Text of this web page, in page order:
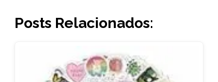
Posts Relacionados: